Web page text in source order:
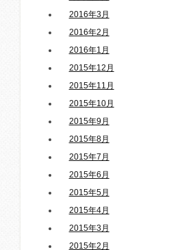
2016年3月
2016年2月
2016年1月
2015年12月
2015年11月
2015年10月
2015年9月
2015年8月
2015年7月
2015年6月
2015年5月
2015年4月
2015年3月
2015年2月